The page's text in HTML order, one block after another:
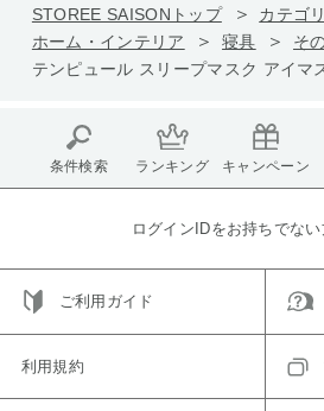
STOREE SAISONトップ
カテゴリ
ホーム・インテリア
寝具
そ
テンピュール スリープマスク アイマ
条件検索 ランキング キャンペーン
ログインIDをお持ちでな
ご利用ガイド
利用規約